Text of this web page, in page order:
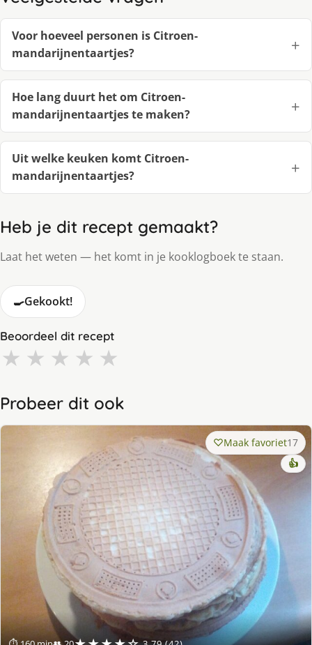
Voor hoeveel personen is Citroen-
mandarijnentaartjes?
Hoe lang duurt het om Citroen-
mandarijnentaartjes te maken?
Uit welke keuken komt Citroen-
mandarijnentaartjes?
Heb je dit recept gemaakt?
Laat het weten — het komt in je kooklogboek te staan.
🍳Gekookt!
Beoordeel dit recept
★ ★ ★ ★ ★
Probeer dit ook
Maak favoriet17
👍